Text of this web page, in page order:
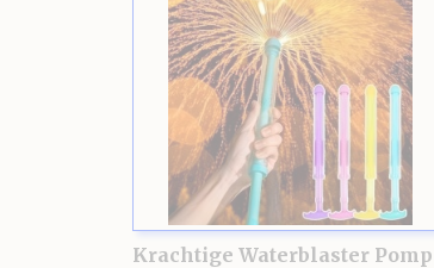
Krachtige Waterblaster Pomp